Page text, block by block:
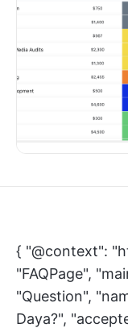
{ "@context":
"FAQPage",
"Question",
Daya?",